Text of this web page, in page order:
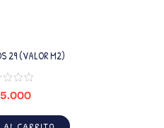
29 (VALOR M2)